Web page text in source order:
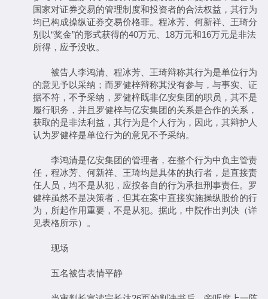
国家对证券交易的管理制度和投资者的合法权益，其行为
均已构成操纵证券交易价格罪。程冰芳、何新祥、王琦分
别以“奖金”的形式获得的40万元、18万元和16万元是非法
所得，应予没收。
被告人李鸿清、程冰芳、王琦辩称其行为是单位行为
的意见予以采纳；而罗健梓辩称其没有参与，与事实、证
据不符，不予采纳，罗健梓既非亿安集团的职员，其不是
履行职务，并且罗健梓与亿安集团的关系是合作的关系，
获取的是非法利益，其行为是个人行为，因此，其辩护人
认为罗健梓是单位行为的意见不予采纳。
李鸿清是亿安集团的管理者，在整个行为中负主管责
任，程冰芳、何新祥、王琦均是具体的执行者，是直接责
任人员，均不是从犯，应按各自的行为承担刑事责任。罗
健梓虽然不是决策者，但其在案中直接实施操纵股价的行
为，所起作用重要，不是从犯。据此，中院作出判决（详
见表格所示）。
现场
五名被告表情平静